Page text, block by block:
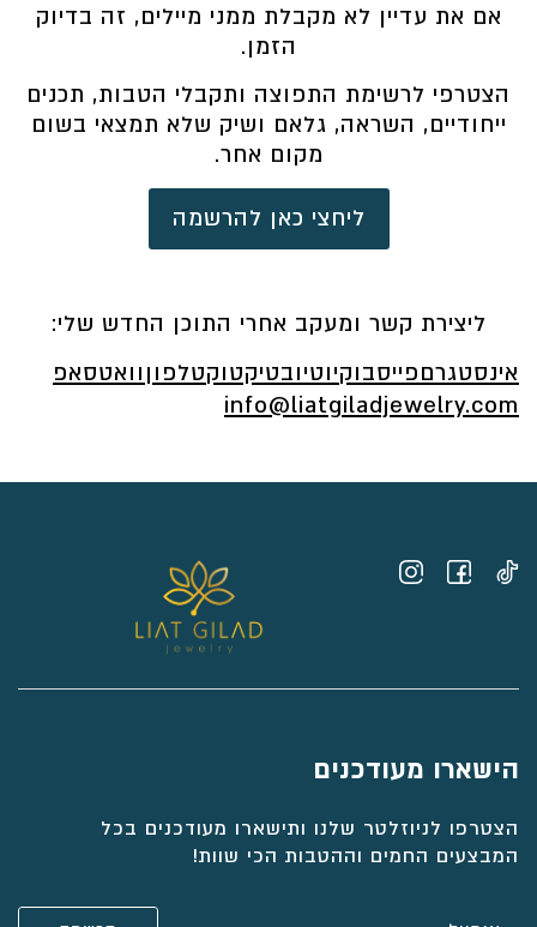
אם את עדיין לא מקבלת ממני מיילים, זה בדיוק
הזמן.
הצטרפי לרשימת התפוצה ותקבלי הטבות, תכנים
ייחודיים, השראה, גלאם ושיק שלא תמצאי בשום
מקום אחר.
ליחצי כאן להרשמה
ליצירת קשר ומעקב אחרי התוכן החדש שלי:
אינסטגרםפייסבוקיוטיובטיקטוקטלפון וואטסאפ
info@liatgiladjewelry.com
הישארו מעודכנים
הצטרפו לניוזלטר שלנו ותישארו מעודכנים בכל
המבצעים החמים וההטבות הכי שוות!